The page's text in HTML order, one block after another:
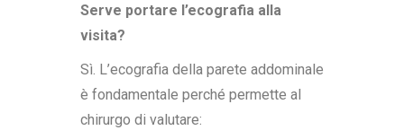
Serve portare l’ecografia alla
visita?
Sì. L’ecografia della parete addominale
è fondamentale perché permette al
chirurgo di valutare: